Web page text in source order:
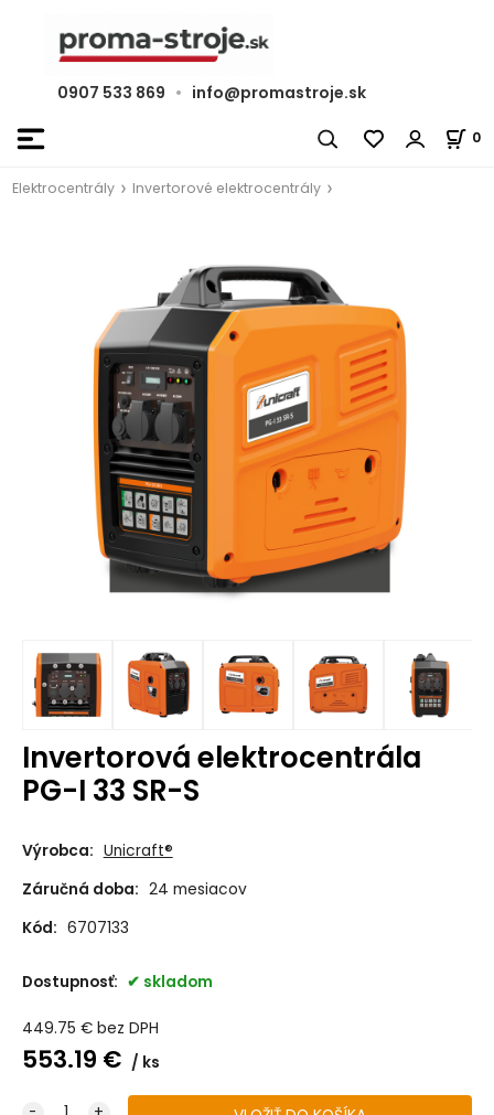
0907 533 869 • info@promastroje.sk
0
Elektrocentrály Invertorové elektrocentrály
Invertorová elektrocentrála
PG-I 33 SR-S
Výrobca: Unicraft®
Záručná doba: 24 mesiacov
Kód: 6707133
Dostupnosť: skladom
449.75 € bez DPH
553.19 € ks